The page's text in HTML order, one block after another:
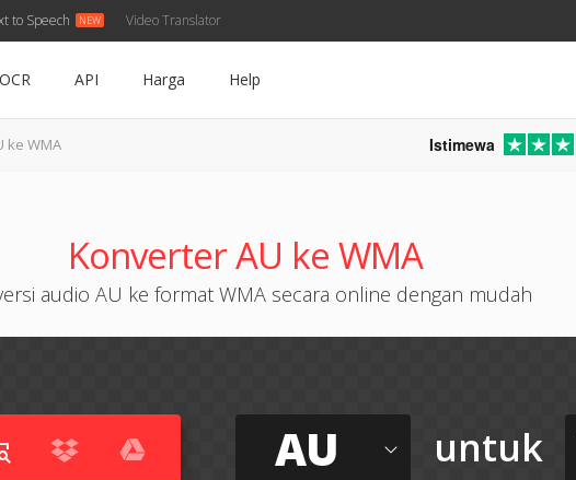
to Speech Video Translator
OCR API Harga Help
ke WMA Istimewa
Konverter AU ke WMA
audio AU ke format WMA secara online dengan mudah
AU untuk